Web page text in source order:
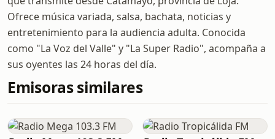
Ofrece música variada, salsa, bachata, noticias y
entretenimiento para la audiencia adulta. Conocida
como "La Voz del Valle" y "La Super Radio", acompaña a
sus oyentes las 24 horas del día.
Emisoras similares